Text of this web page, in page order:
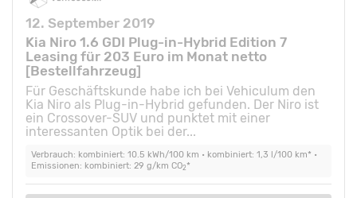
12. September 2019
Kia Niro 1.6 GDI Plug-in-Hybrid Edition 7
Leasing für 203 Euro im Monat netto
[Bestellfahrzeug]
Für Geschäftskunde habe ich bei Vehiculum den
Kia Niro als Plug-in-Hybrid gefunden. Der Niro ist
ein Crossover-SUV und punktet mit einer
interessanten Optik bei der...
Verbrauch: kombiniert: 10.5 kWh/100 km • kombiniert: 1,3 l/100 km* •
Emissionen: kombiniert: 29 g/km CO2*